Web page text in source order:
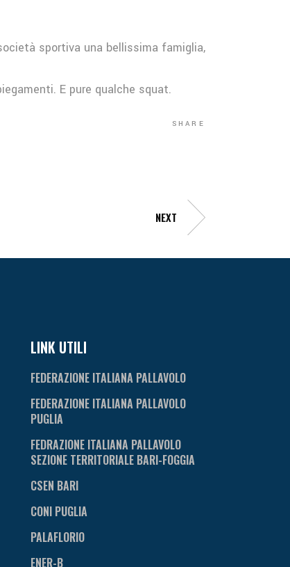
sportiva una bellissima famiglia,
E pure qualche squat.
SHARE
NEXT
LINK UTILI
FEDERAZIONE ITALIANA PALLAVOLO
FEDERAZIONE ITALIANA PALLAVOLO
PUGLIA
FEDRAZIONE ITALIANA PALLAVOLO
SEZIONE TERRITORIALE BARI-FOGGIA
CSEN BARI
CONI PUGLIA
PALAFLORIO
ENER-B